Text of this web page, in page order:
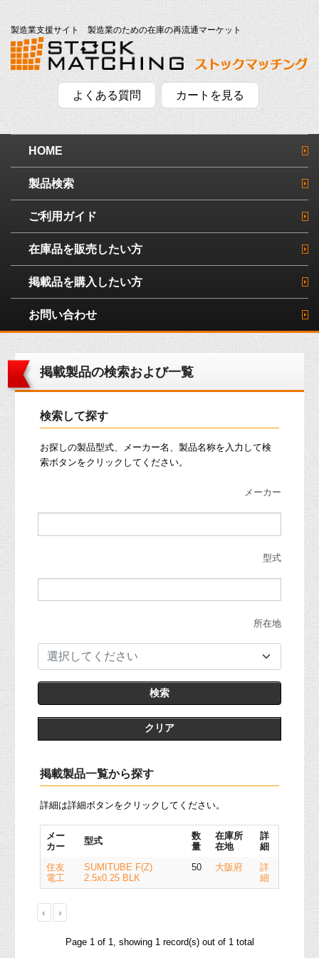
製造業支援サイト 製造業のための在庫の再流通マーケット
よくある質問 カートを見る
HOME
製品検索
ご利用ガイド
在庫品を販売したい方
掲載品を購入したい方
お問い合わせ
掲載製品の検索および一覧
検索して探す
お探しの製品型式、メーカー名、製品名称を入力して検
索ボタンをクリックしてください。
メーカー
型式
所在地
選択してください
クリア
掲載製品一覧から探す
詳細は詳細ボタンをクリックしてください。
メー
カー
型式
数
量
在庫所
在地
詳
細
住友
電工
SUMITUBE F(Z)
2.5x0.25 BLK
50 大阪府
詳
細
‹ ›
Page 1 of 1, showing 1 record(s) out of 1 total